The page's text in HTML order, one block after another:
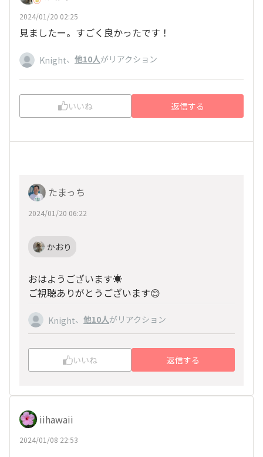
2024/01/20 02:25
見ましたー。すごく良かったです！
Knight、 他10人がリアクション
いいね 返信する
たまっち
2024/01/20 06:22
かおり
おはようございます☀
ご視聴ありがとうございます😊
Knight、 他10人がリアクション
いいね 返信する
iihawaii
2024/01/08 22:53